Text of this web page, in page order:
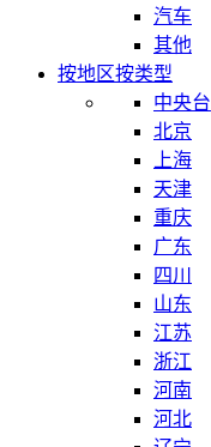
汽车
其他
按地区按类型
中央台
北京
上海
天津
重庆
广东
四川
山东
江苏
浙江
河南
河北